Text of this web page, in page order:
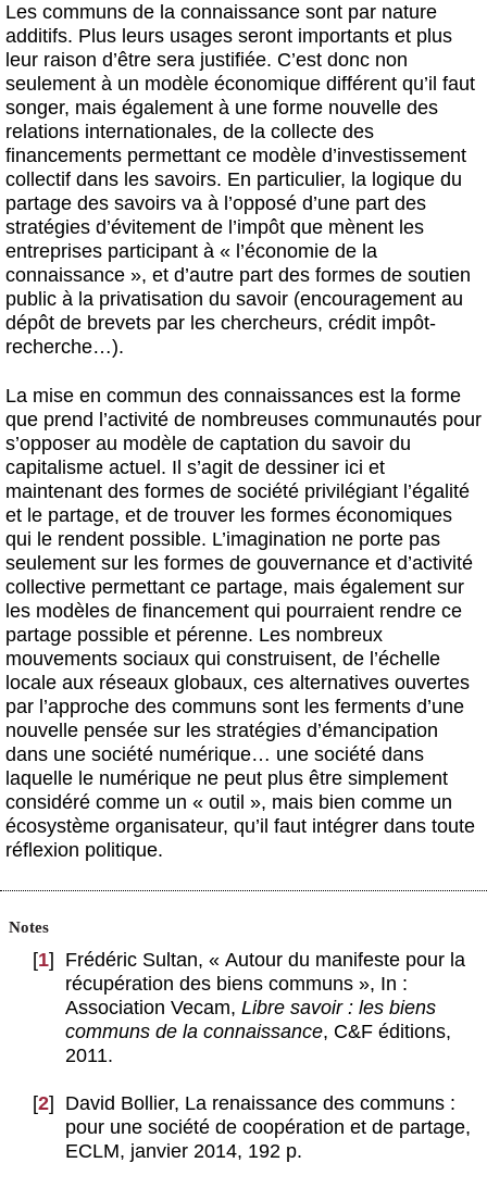
Les communs de la connaissance sont par nature
additifs. Plus leurs usages seront importants et plus
leur raison d’être sera justifiée. C’est donc non
seulement à un modèle économique différent qu’il faut
songer, mais également à une forme nouvelle des
relations internationales, de la collecte des
financements permettant ce modèle d’investissement
collectif dans les savoirs. En particulier, la logique du
partage des savoirs va à l’opposé d’une part des
stratégies d’évitement de l’impôt que mènent les
entreprises participant à « l’économie de la
connaissance », et d’autre part des formes de soutien
public à la privatisation du savoir (encouragement au
dépôt de brevets par les chercheurs, crédit impôt-
recherche…).
La mise en commun des connaissances est la forme
que prend l’activité de nombreuses communautés pour
s’opposer au modèle de captation du savoir du
capitalisme actuel. Il s’agit de dessiner ici et
maintenant des formes de société privilégiant l’égalité
et le partage, et de trouver les formes économiques
qui le rendent possible. L’imagination ne porte pas
seulement sur les formes de gouvernance et d’activité
collective permettant ce partage, mais également sur
les modèles de financement qui pourraient rendre ce
partage possible et pérenne. Les nombreux
mouvements sociaux qui construisent, de l’échelle
locale aux réseaux globaux, ces alternatives ouvertes
par l’approche des communs sont les ferments d’une
nouvelle pensée sur les stratégies d’émancipation
dans une société numérique… une société dans
laquelle le numérique ne peut plus être simplement
considéré comme un « outil », mais bien comme un
écosystème organisateur, qu’il faut intégrer dans toute
réflexion politique.
Notes
[1] Frédéric Sultan, « Autour du manifeste pour la
récupération des biens communs », In :
Association Vecam, Libre savoir : les biens
communs de la connaissance, C&F éditions,
2011.
[2]
David Bollier, La renaissance des communs :
pour une société de coopération et de partage,
ECLM, janvier 2014, 192 p.